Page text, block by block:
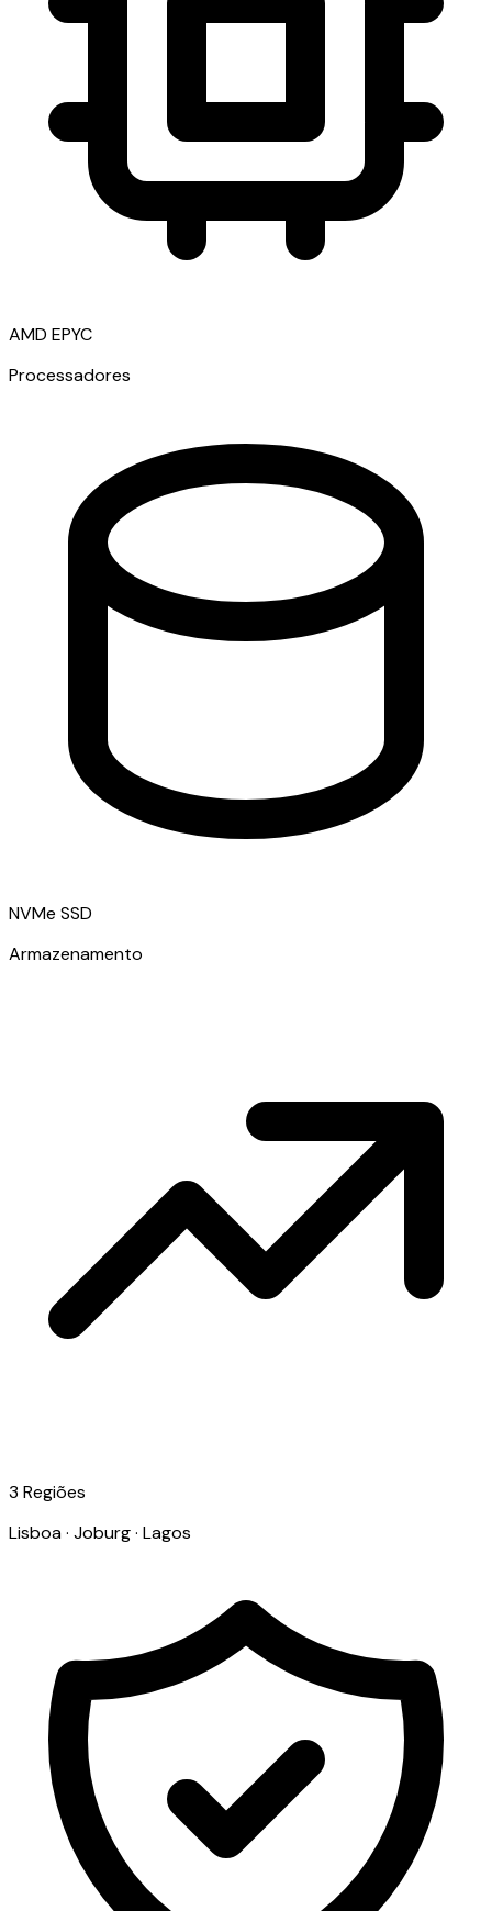
AMD EPYC
Processadores
NVMe SSD
Armazenamento
3 Regiões
Lisboa · Joburg · Lagos